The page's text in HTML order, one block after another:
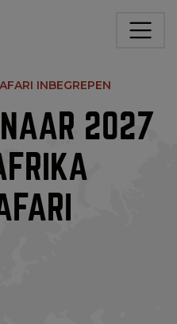
INBEGREPEN
NAAR 2027